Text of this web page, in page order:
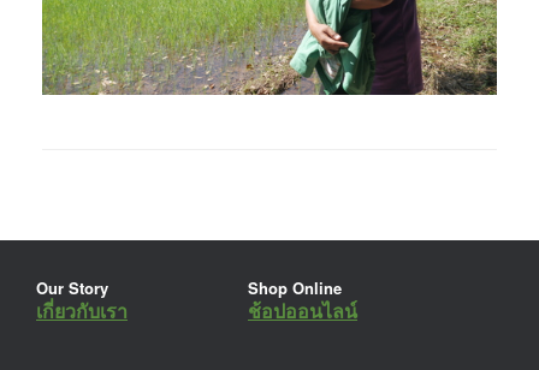
Our Story
เกี่ยวกับเรา
Shop Online
ช้อปออนไลน์